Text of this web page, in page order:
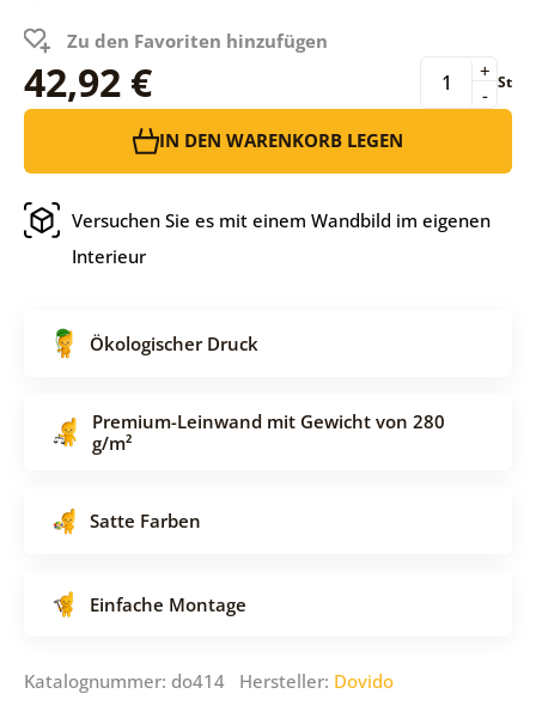
Zu den Favoriten hinzufügen
42,92 € -
+ St
IN DEN WARENKORB LEGEN
Versuchen Sie es mit einem Wandbild im eigenen
Interieur
Ökologischer Druck
Premium-Leinwand mit Gewicht von 280
g/m²
Satte Farben
Einfache Montage
Katalognummer: do414 Hersteller: Dovido